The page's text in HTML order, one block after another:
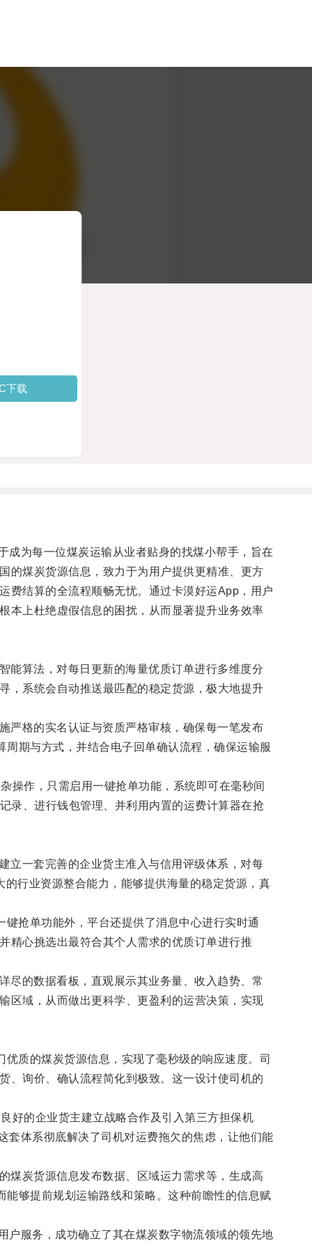
下载
为每一位煤炭运输从业者贴身的找煤小帮手，旨在
的煤炭货源信息，致力于为用户提供更精准、更方
费结算的全流程顺畅无忧。通过卡漠好运App，用户
本上杜绝虚假信息的困扰，从而显著提升业务效率
能算法，对每日更新的海量优质订单进行多维度分
，系统会自动推送最匹配的稳定货源，极大地提升
严格的实名认证与资质严格审核，确保每一笔发布
期与方式，并结合电子回单确认流程，确保运输服
操作，只需启用一键抢单功能，系统即可在毫秒间
录、进行钱包管理、并利用内置的运费计算器在抢
立一套完善的企业货主准入与信用评级体系，对每
行业资源整合能力，能够提供海量的稳定货源，真
抢单功能外，平台还提供了消息中心进行实时通
精心挑选出最符合其个人需求的优质订单进行推
尽的数据看板，直观展示其业务量、收入趋势、常
区域，从而做出更科学、更盈利的运营决策，实现
质的煤炭货源信息，实现了毫秒级的响应速度。司
、询价、确认流程简化到极致。这一设计使司机的
好的企业货主建立战略合作及引入第三方担保机
套体系彻底解决了司机对运费拖欠的焦虑，让他们能
煤炭货源信息发布数据、区域运力需求等，生成高
能够提前规划运输路线和策略。这种前瞻性的信息赋
户服务，成功确立了其在煤炭数字物流领域的领先地